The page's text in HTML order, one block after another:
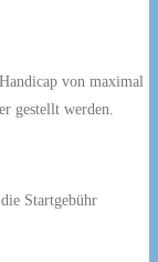
von maximal
gestellt werden.
Startgebühr